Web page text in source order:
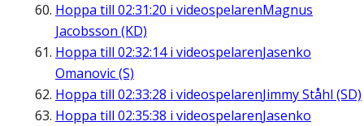
Hoppa till 02:31:20 i videospelarenMagnus
Jacobsson (KD)
Hoppa till 02:32:14i videospelarenJasenko
Omanovic (S)
Hoppa till 02:33:28 i videospelarenJimmy Ståhl (SD)
Hoppa till 02:35:38 i videospelarenJasenko